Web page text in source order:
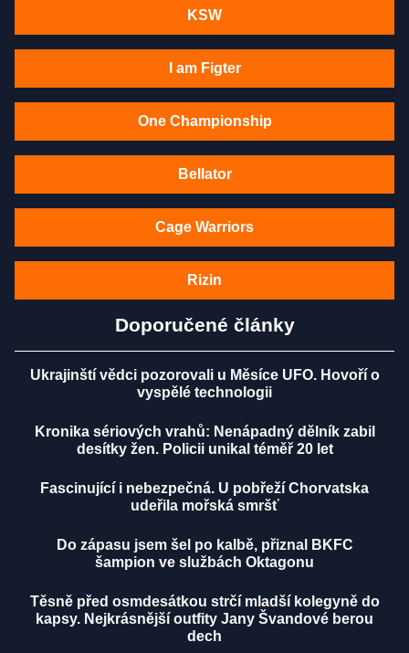
KSW
I am Figter
One Championship
Bellator
Cage Warriors
Rizin
Doporučené články
Ukrajinští vědci pozorovali u Měsíce UFO. Hovoří o
vyspělé technologii
Kronika sériových vrahů: Nenápadný dělník zabil
desítky žen. Policii unikal téměř 20 let
Fascinující i nebezpečná. U pobřeží Chorvatska
udeřila mořská smršť
Do zápasu jsem šel po kalbě, přiznal BKFC
šampion ve službách Oktagonu
Těsně před osmdesátkou strčí mladší kolegyně do
kapsy. Nejkrásnější outfity Jany Švandové berou
dech